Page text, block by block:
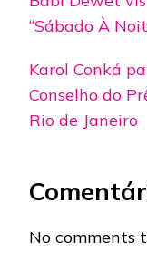
“Sábado À
Karol Conká
Conselho do
Rio de Janeiro
No comments